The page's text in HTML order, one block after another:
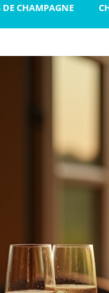
CHAMPAGNE